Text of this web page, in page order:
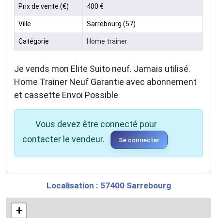
Prix de vente (€) 400 €
Ville Sarrebourg (57)
Catégorie Home trainer
Je vends mon Elite Suito neuf. Jamais utilisé.
Home Trainer Neuf Garantie avec abonnement
et cassette Envoi Possible
Vous devez être connecté pour
contacter le vendeur.
Se connecter
Localisation : 57400 Sarrebourg
+